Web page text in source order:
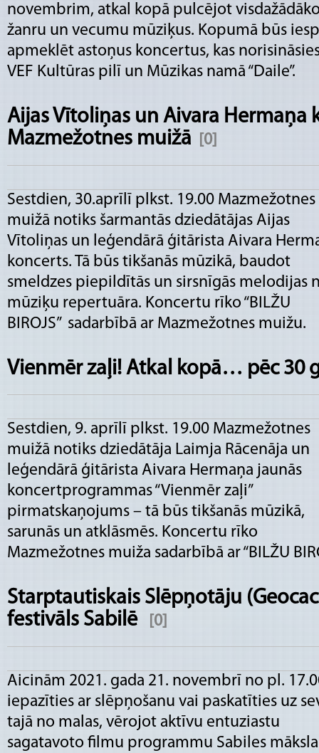
novembrim, atkal kopā pulcējot
žanru un vecumu mūziķus. Kopumā būs
apmeklēt astoņus koncertus, kas
VEF Kultūras pilī un Mūzikas namā “Daile”.
Aijas Vītoliņas un Aivara Hermaņa
Mazmežotnes muižā
[0]
Sestdien, 30.aprīlī plkst. 19.00 Mazmežotnes
muižā notiks šarmantās dziedātājas Aijas
Vītoliņas un leģendārā ģitārista Aivara
koncerts. Tā būs tikšanās mūzikā, baudot
smeldzes piepildītās un sirsnīgās melodijas
mūziķu repertuāra. Koncertu rīko “BILŽU
BIROJS” sadarbībā ar Mazmežotnes muižu.
Vienmēr zaļi! Atkal kopā… pēc 30
Sestdien, 9. aprīlī plkst. 19.00 Mazmežotnes
muižā notiks dziedātāja Laimja Rācenāja un
leģendārā ģitārista Aivara Hermaņa jaunās
koncertprogrammas “Vienmēr zaļi”
pirmatskaņojums – tā būs tikšanās mūzikā,
sarunās un atklāsmēs. Koncertu rīko
Mazmežotnes muiža sadarbībā ar “BILŽU
Starptautiskais Slēpņotāju
festivāls Sabilē
[0]
Aicinām 2021. gada 21. novembrī no pl.
iepazīties ar slēpņošanu vai paskatīties uz
tajā no malas, vērojot aktīvu entuziastu
sagatavoto filmu programmu Sabiles